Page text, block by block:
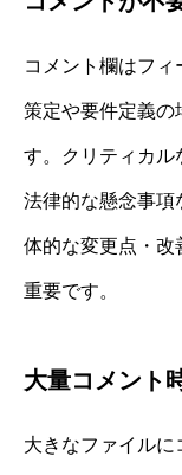
コメント欄はフ
策定や要件定義の
す。クリティカル
法律的な懸念事項
体的な変更点・改
重要です。
大量コメント
大きなファイルに